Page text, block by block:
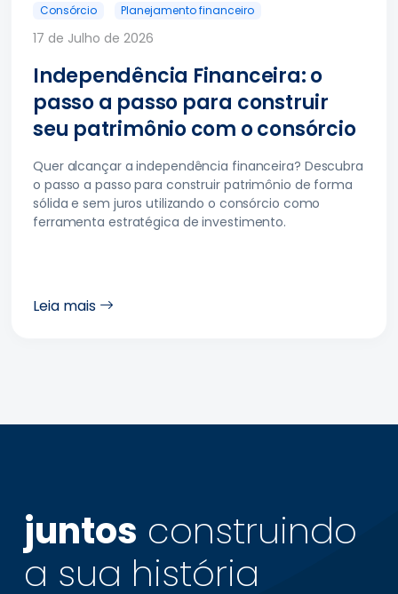
Consórcio Planejamento financeiro
17 de Julho de 2026
Independência Financeira: o
passo a passo para construir
seu patrimônio com o consórcio
Quer alcançar a independência financeira? Descubra
o passo a passo para construir patrimônio de forma
sólida e sem juros utilizando o consórcio como
ferramenta estratégica de investimento.
Leia mais
juntos construindo
a sua história